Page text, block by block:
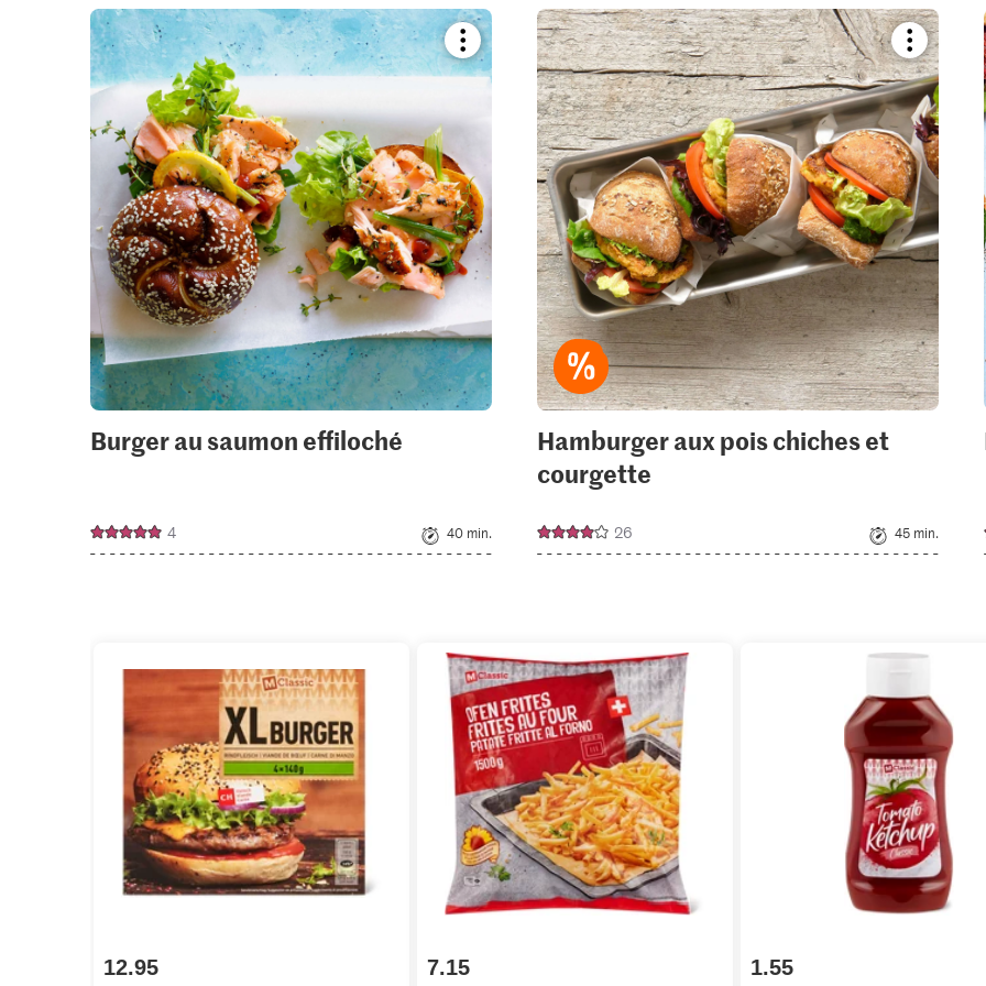
Bookmark
recipe
or
Burger au saumon effiloché
4 40 min.
Bookmark
recipe
or
add
it
to
your
collections.
Hamburger aux pois chiches et
courgette
26 45 min.
12.95 7.15 1.55